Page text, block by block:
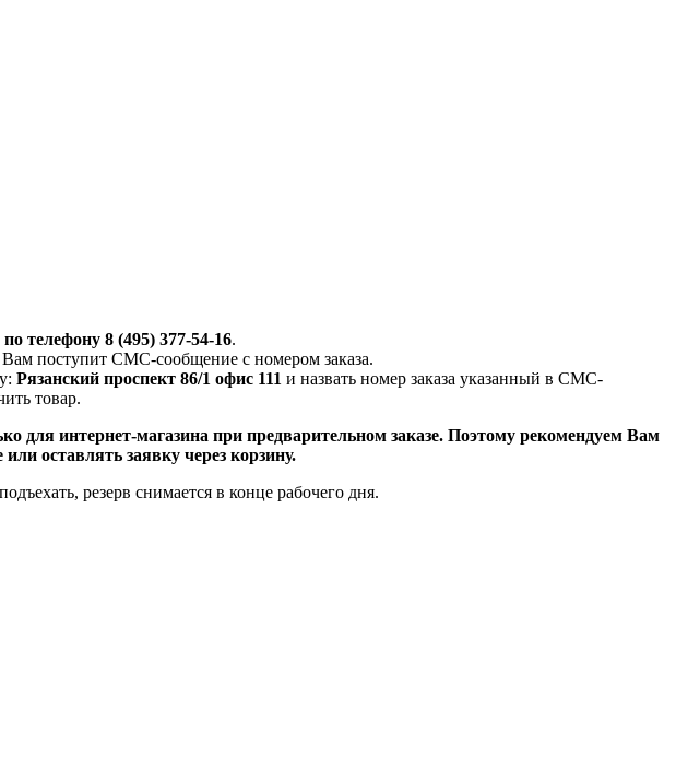
телефону 8 (495) 377-54-16.
поступит СМС-сообщение с номером заказа.
Рязанский проспект 86/1 офис 111 и назвать номер заказа указанный в СМС-
товар.
для интернет-магазина при предварительном заказе. Поэтому рекомендуем Вам
оставлять заявку через корзину.
резерв снимается в конце рабочего дня.